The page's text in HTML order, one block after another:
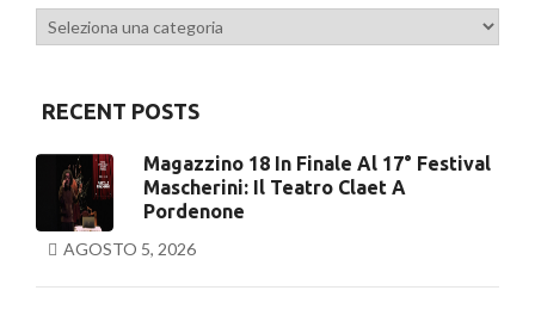
Categorie
RECENT POSTS
Magazzino 18 In Finale Al 17° Festival
Mascherini: Il Teatro Claet A
Pordenone
AGOSTO 5, 2026